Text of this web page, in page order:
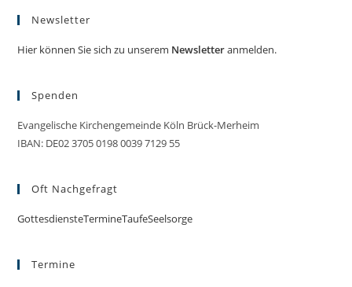
Newsletter
Hier können Sie sich zu unserem Newsletteranmelden.
Spenden
Evangelische Kirchengemeinde Köln Brück-Merheim
IBAN: DE02 3705 0198 0039 7129 55
Oft Nachgefragt
GottesdiensteTermineTaufeSeelsorge
Termine